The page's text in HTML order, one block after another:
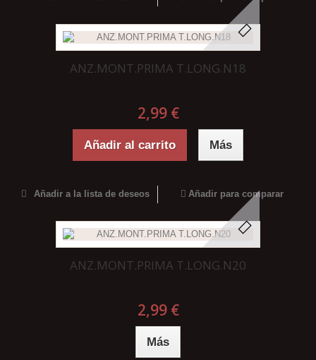
ANZ.MONT.PRIMA T.LONG.N18
2,99 €
Añadir al carrito Más
Añadir a la lista de deseos Añadir para comparar
ANZ.MONT.PRIMA T.LONG.N20
2,99 €
Más